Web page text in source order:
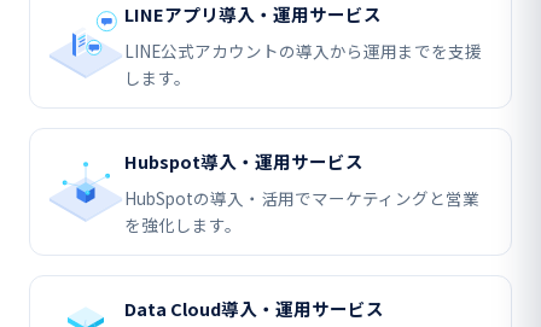
LINEアプリ導入・運用サービス
LINE公式アカウントの導入から運用までを支援
します。
Hubspot導入・運用サービス
HubSpotの導入・活用でマーケティングと営業
を強化します。
Data Cloud導入・運用サービス